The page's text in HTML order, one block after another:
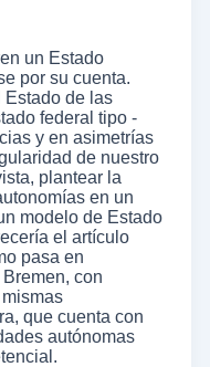
un Estado
por su cuenta.
Estado de las
federal tipo -
y en asimetrías
de nuestro
plantear la
en un
modelo de Estado
el artículo
pasa en
con
que cuenta con
autónomas